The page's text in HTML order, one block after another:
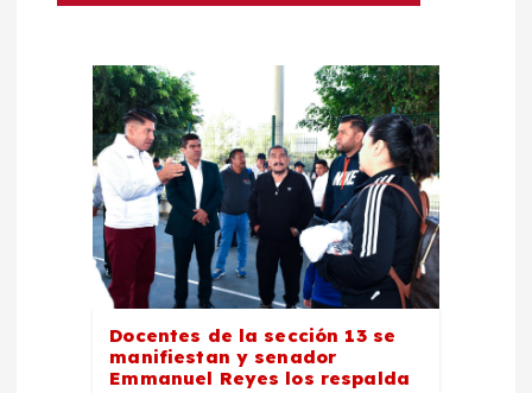
Docentes de la sección 13 se
manifiestan y senador
Emmanuel Reyes los respalda